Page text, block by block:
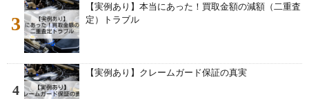
3
【実例あり】本当にあった！買取金額の減額（二重査
定）トラブル
4
【実例あり】クレームガード保証の真実